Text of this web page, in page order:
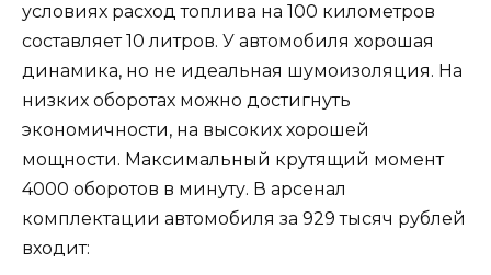
условиях расход топлива на 100 километров
составляет 10 литров. У автомобиля хорошая
динамика, но не идеальная шумоизоляция. На
низких оборотах можно достигнуть
экономичности, на высоких хорошей
мощности. Максимальный крутящий момент
4000 оборотов в минуту. В арсенал
комплектации автомобиля за 929 тысяч рублей
входит: